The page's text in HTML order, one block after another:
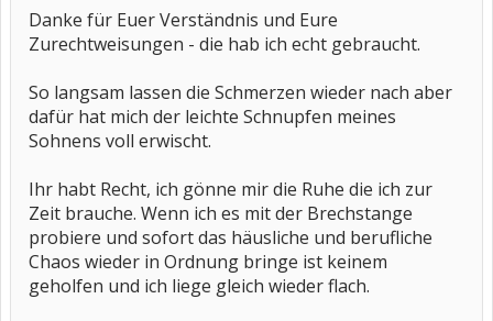
Danke für Euer Verständnis und Eure
Zurechtweisungen - die hab ich echt gebraucht.
So langsam lassen die Schmerzen wieder nach aber
dafür hat mich der leichte Schnupfen meines
Sohnens voll erwischt.
Ihr habt Recht, ich gönne mir die Ruhe die ich zur
Zeit brauche. Wenn ich es mit der Brechstange
probiere und sofort das häusliche und berufliche
Chaos wieder in Ordnung bringe ist keinem
geholfen und ich liege gleich wieder flach.